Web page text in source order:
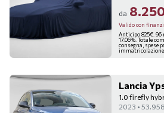
da
Valido con
Anticipo 825€. 96
17.06%. Totale
consegna, spese
immatricolazione
Lancia
1.0 firefly
2023 •